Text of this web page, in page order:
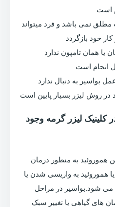
است
مطلق نمی باشد و فرد میتواند
خود بازگردد
یا همان تامپون ندارد
انجام است
بواسیر به دنبال ندارد
در روش لیزر بسیار پایین است
کلینیک لیزر گرمه وجود
هموروئید به منظور درمان
هموروئید به واریسی شدن یا
شود.بواسیر در مراحل
های گیاهی یا تغییر سبک